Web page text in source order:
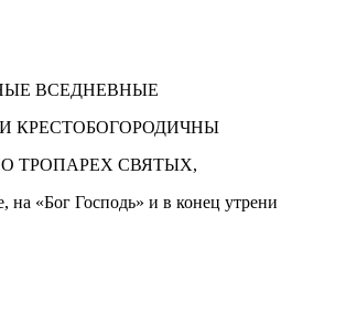
ВСЕДНЕВНЫЕ
КРЕСТОБОГОРОДИЧНЫ
ТРОПАРЕХ СВЯТЫХ,
на «Бог Господь» и в конец утрени